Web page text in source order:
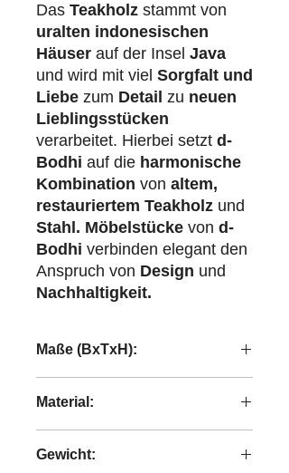
Das Teakholz stammt von
uralten indonesischen
Häuser auf der Insel Java
und wird mit viel Sorgfalt und
Liebe zum Detail zu neuen
Lieblingsstücken
verarbeitet. Hierbei setzt d-
Bodhi auf die harmonische
Kombination von altem,
restauriertem Teakholz und
Stahl. Möbelstücke von d-
Bodhi verbinden elegant den
Anspruch von Design und
Nachhaltigkeit.
Maße (BxTxH):
Material:
Gewicht: